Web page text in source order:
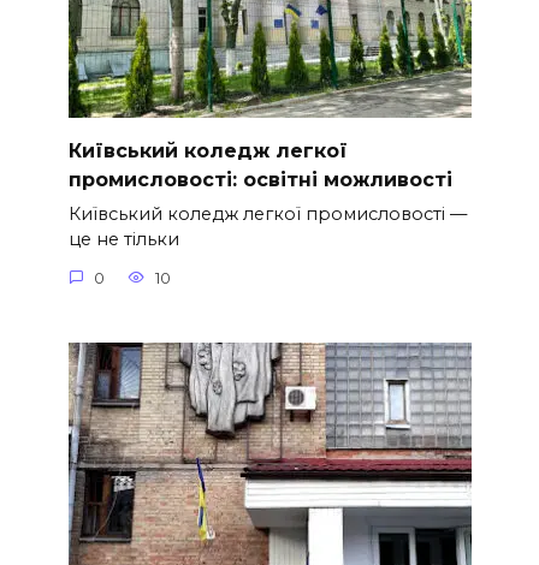
Київський коледж легкої
промисловості: освітні можливості
Київський коледж легкої промисловості —
це не тільки
0 10